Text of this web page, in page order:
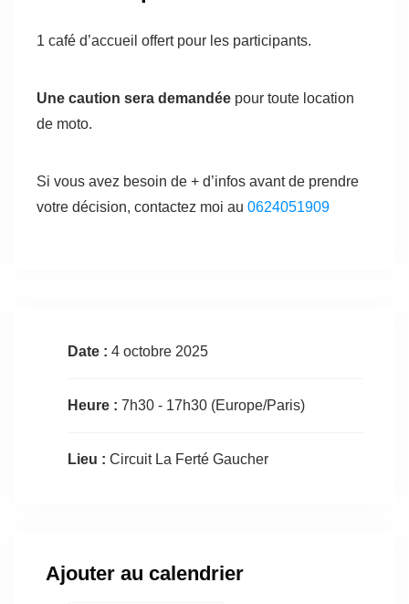
1 café d’accueil offert pour les participants.
Une caution sera demandée pour toute location
de moto.
Si vous avez besoin de + d’infos avant de prendre
votre décision, contactez moi au 0624051909
Date : 4 octobre 2025
Heure : 7h30 - 17h30 (Europe/Paris)
Lieu : Circuit La Ferté Gaucher
Ajouter au calendrier